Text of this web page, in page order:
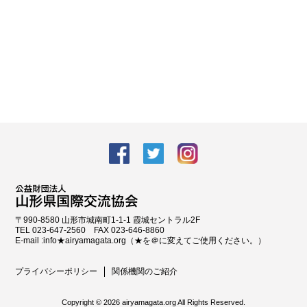
facebook Twitter
〒990-8580 山形市城南町1-1-1 霞城セントラル2F
TEL 023-647-2560 FAX 023-646-8860
E-mail :info★airyamagata.org（★を＠に変えてご使用ください。）
プライバシーポリシー 関係機関のご紹介
Copyright © 2026 airyamagata.org All Rights Reserved.